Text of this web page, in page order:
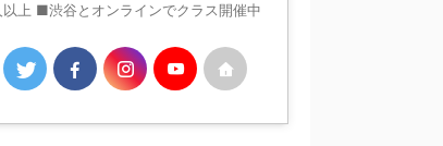
以上 ■渋谷とオンラインでクラス開催中